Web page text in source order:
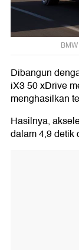
Dibangun
iX3 50 xDrive
menghasilkan
Hasilnya,
dalam 4,9 detik